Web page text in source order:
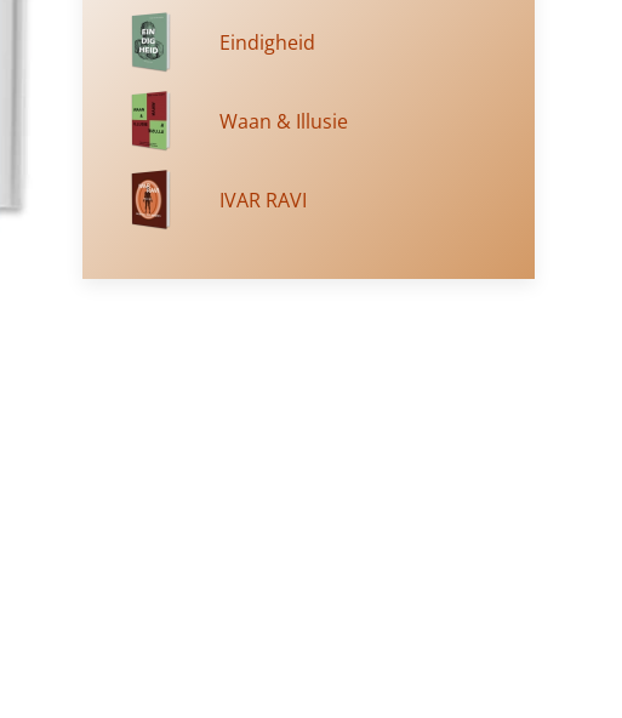
Eindigheid
Waan & Illusie
IVAR RAVI